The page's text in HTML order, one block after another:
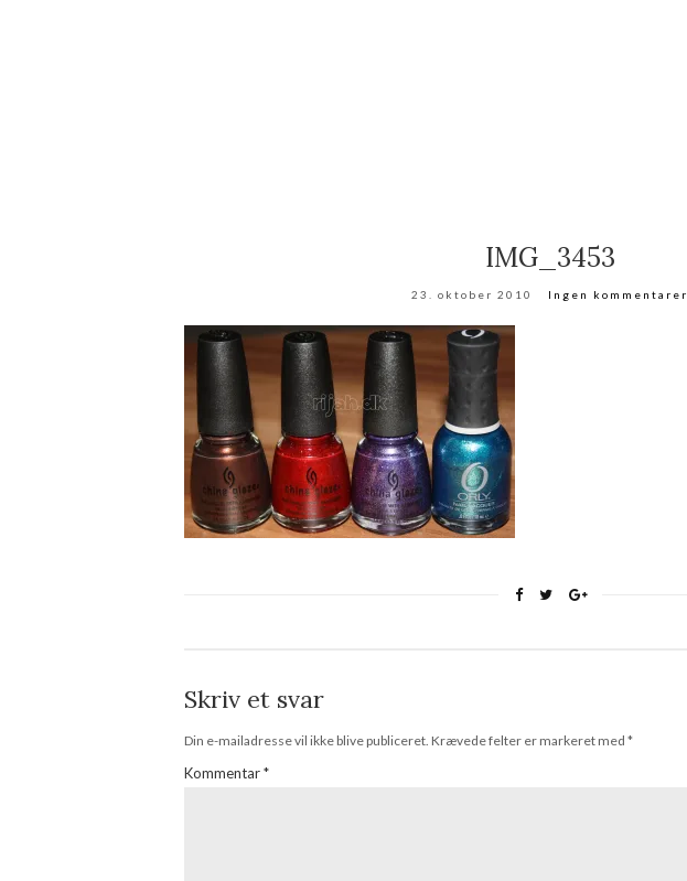
IMG_3453
23. oktober 2010 Ingen kommentarer
Skriv et svar
Din e-mailadresse vil ikke blive publiceret. Krævede felter er markeret med *
Kommentar*